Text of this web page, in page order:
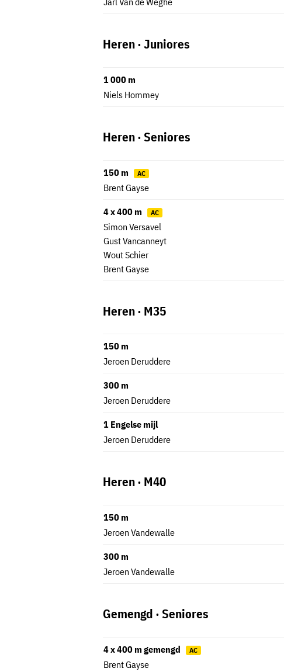
Heren · Juniores
1 000 m
Niels Hommey
Heren · Seniores
150 m AC
Brent Gayse
4 x 400 m AC
Simon Versavel
Gust Vancanneyt
Wout Schier
Brent Gayse
Heren · M35
150 m
Jeroen Deruddere
300 m
Jeroen Deruddere
1 Engelse mijl
Jeroen Deruddere
Heren · M40
150 m
Jeroen Vandewalle
300 m
Jeroen Vandewalle
Gemengd · Seniores
4 x 400 m gemengd AC
Brent Gayse